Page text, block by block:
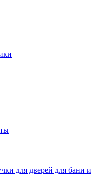
для дверей для бани и